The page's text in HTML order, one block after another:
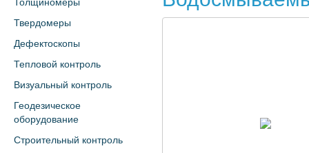
Твердомеры
Дефектоскопы
Тепловой контроль
Визуальный контроль
Геодезическое
оборудование
Строительный контроль